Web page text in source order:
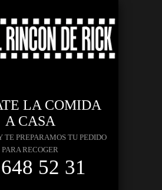
LA COMIDA
A CASA
TE PREPARAMOS TU PEDIDO
PARA RECOGER
52 31